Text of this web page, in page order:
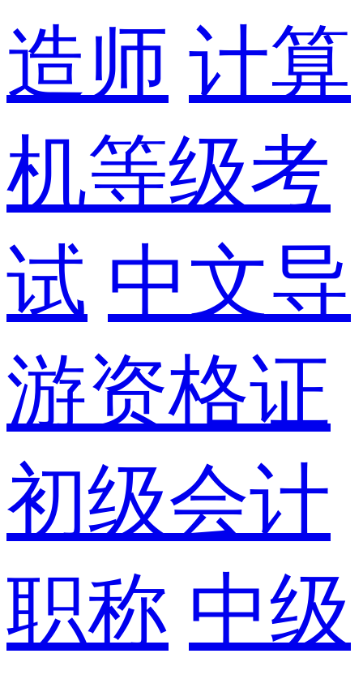
造师 计算
机等级考
试 中文导
游资格证
初级会计
职称 中级